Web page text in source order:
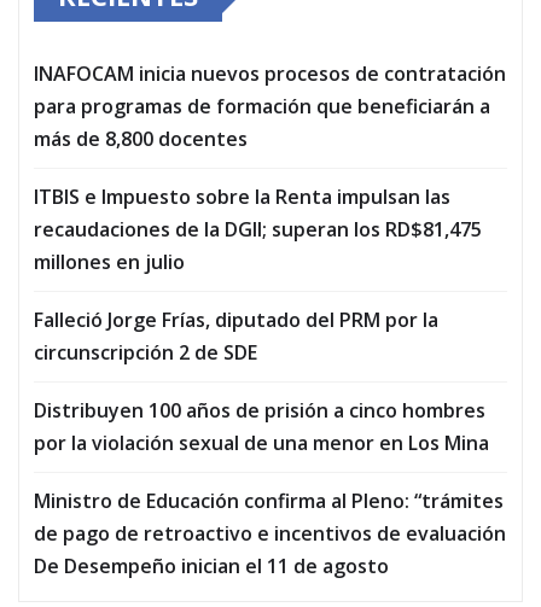
INAFOCAM inicia nuevos procesos de contratación
para programas de formación que beneficiarán a
más de 8,800 docentes
ITBIS e Impuesto sobre la Renta impulsan las
recaudaciones de la DGII; superan los RD$81,475
millones en julio
Falleció Jorge Frías, diputado del PRM por la
circunscripción 2 de SDE
Distribuyen 100 años de prisión a cinco hombres
por la violación sexual de una menor en Los Mina
Ministro de Educación confirma al Pleno: “trámites
de pago de retroactivo e incentivos de evaluación
De Desempeño inician el 11 de agosto